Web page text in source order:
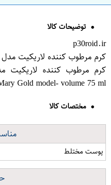
توضیحات کالا
p30roid.ir
کرم مرطوب کننده لاریکیت مدل ماری
Gold model- volume 75 ml
مختصات کالا
پوست مختلط